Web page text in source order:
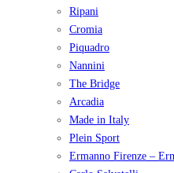
Ripani
Cromia
Piquadro
Nannini
The Bridge
Arcadia
Made in Italy
Plein Sport
Ermanno Firenze –